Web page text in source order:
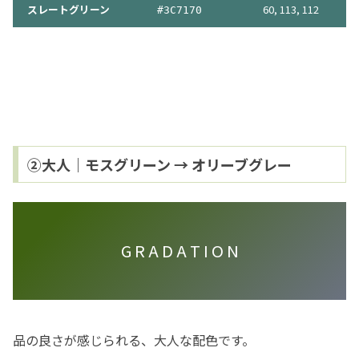
スレートグリーン #3C7170 60, 113, 112
②大人｜モスグリーン → オリーブグレー
G R A D A T I O N
品の良さが感じられる、大人な配色です。